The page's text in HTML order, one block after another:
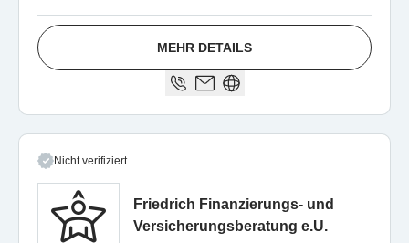
MEHR DETAILS
Nicht verifiziert
Friedrich Finanzierungs- und
Versicherungsberatung e.U.